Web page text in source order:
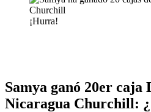
¡Hurra!
Samya ganó 20er caja
Nicaragua Churchill: